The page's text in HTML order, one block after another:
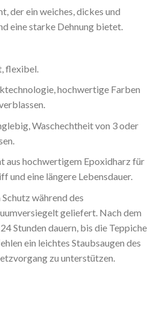
der ein weiches, dickes und
eine starke Dehnung bietet.
flexibel.
hochwertige Farben
Waschechtheit von 3 oder
aus hochwertigem Epoxidharz für
und eine längere Lebensdauer.
während des
geliefert. Nach dem
Stunden dauern, bis die Teppiche
ein leichtes Staubsaugen des
zu unterstützen.